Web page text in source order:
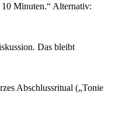
Minuten.“ Alternativ:
Das bleibt
Abschlussritual („Tonie